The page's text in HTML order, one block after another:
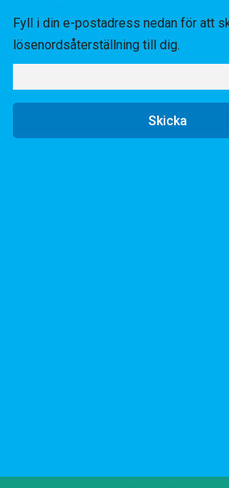
Fyll i din e-postadress nedan för att
lösenordsåterställning till dig.